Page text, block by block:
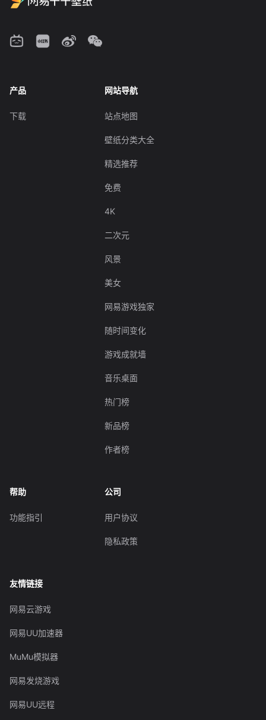
产品
下载
网站导航
站点地图
壁纸分类大全
精选推荐
免费
4K
二次元
风景
美女
网易游戏独家
随时间变化
游戏成就墙
音乐桌面
热门榜
新品榜
作者榜
帮助
功能指引
公司
用户协议
隐私政策
友情链接
网易云游戏
网易UU加速器
MuMu模拟器
网易发烧游戏
网易UU远程